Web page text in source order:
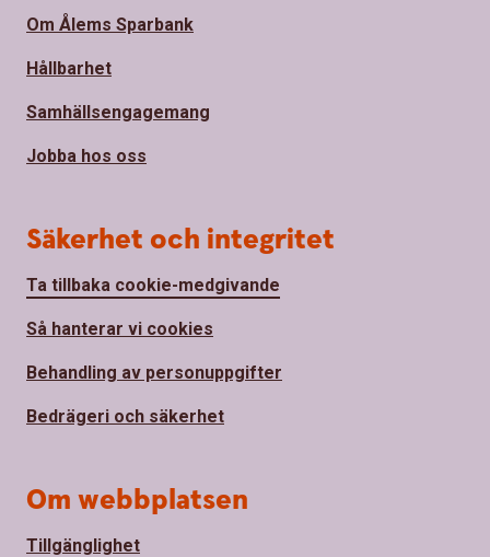
Om Ålems Sparbank
Hållbarhet
Samhällsengagemang
Jobba hos oss
Säkerhet och integritet
Ta tillbaka cookie-medgivande
Så hanterar vi cookies
Behandling av personuppgifter
Bedrägeri och säkerhet
Om webbplatsen
Tillgänglighet